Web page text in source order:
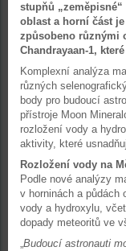
stupňů
oblast a horní část
způsobeno různými
Chandrayaan-1,
Komplexní analýza
různých
body pro budoucí
přístroje Moon
rozložení vody a
aktivity, které
Rozložení vody na
Podle nové analýzy
v horninách a
vody a hydroxylu,
dopady meteoritů ve
„Budoucí astronauti